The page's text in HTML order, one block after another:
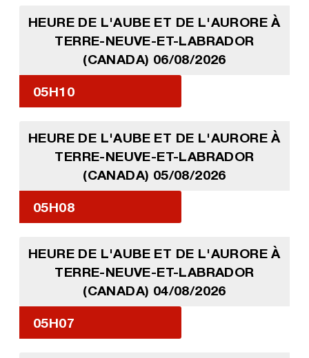
HEURE DE L'AUBE ET DE L'AURORE À
TERRE-NEUVE-ET-LABRADOR
(CANADA) 06/08/2026
05H10
HEURE DE L'AUBE ET DE L'AURORE À
TERRE-NEUVE-ET-LABRADOR
(CANADA) 05/08/2026
05H08
HEURE DE L'AUBE ET DE L'AURORE À
TERRE-NEUVE-ET-LABRADOR
(CANADA) 04/08/2026
05H07